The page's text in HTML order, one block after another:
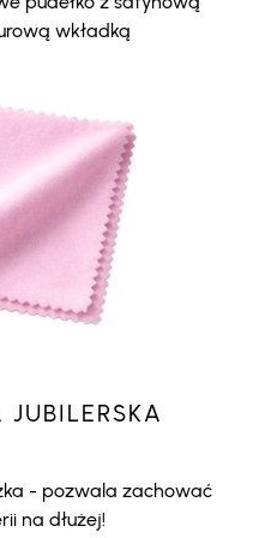
wkładką
- pozwala zachować
na dłużej!